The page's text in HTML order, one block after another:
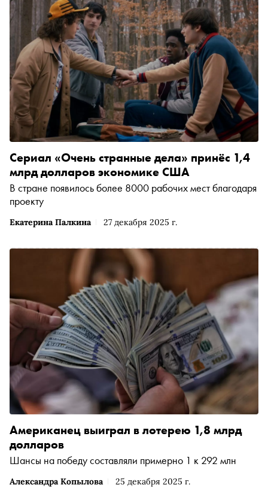
Екатерина Палкина 27 декабря 2025 г.
Сериал «Очень странные дела» принёс 1,4
млрд долларов экономике США
В стране появилось более 8000 рабочих мест благодаря
проекту
Александра Копылова 25 декабря 2025 г.
Американец выиграл в лотерею 1,8 млрд
долларов
Шансы на победу составляли примерно 1 к 292 млн